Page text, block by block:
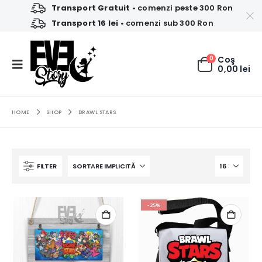
Transport Gratuit • comenzi peste 300 Ron
Transport 16 lei • comenzi sub 300 Ron
0 Coş
0,00 lei
HOME SHOP BRAWL STARS
FILTER
-25%